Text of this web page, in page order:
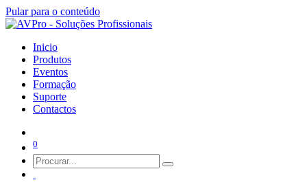
Pular para o conteúdo
Inicio
Produtos
Eventos
Formação
Suporte
Contactos
0